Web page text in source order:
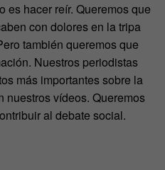
es hacer reír. Queremos que
con dolores en la tripa
también queremos que
Nuestros periodistas
más importantes sobre la
nuestros vídeos. Queremos
al debate social.